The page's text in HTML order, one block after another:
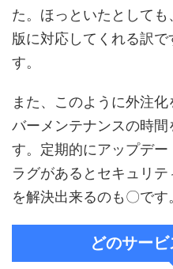
た。ほっといたとして
版に対応してくれる訳
す。
また、このように外注
バーメンテナンスの時
す。定期的にアップデ
ラグがあるとセキュリ
を解決出来るのも〇です
どのサー